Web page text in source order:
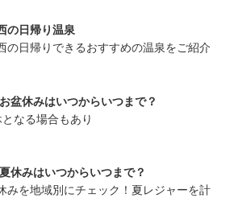
の日帰り温泉
の日帰りできるおすすめの温泉をご紹介
盆休みはいつからいつまで？
なる場合もあり
休みはいつからいつまで？
みを地域別にチェック！夏レジャーを計